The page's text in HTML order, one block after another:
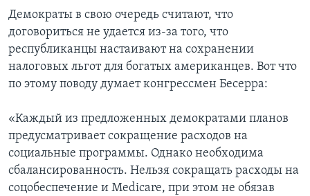
Демократы в свою очередь считают, что
договориться не удается из-за того, что
республиканцы настаивают на сохранении
налоговых льгот для богатых американцев. Вот что
по этому поводу думает конгрессмен Бесерра:
«Каждый из предложенных демократами планов
предусматривает сокращение расходов на
социальные программы. Однако необходима
сбалансированность. Нельзя сокращать расходы на
соцобеспечение и Medicare, при этом не обязав